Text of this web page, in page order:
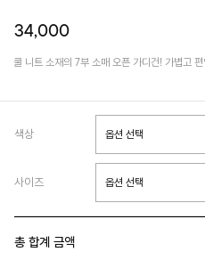
34,000
쿨 니트 소재의 7부 소매 오픈 가디건! 가볍고
색상
사이즈
총 합계 금액